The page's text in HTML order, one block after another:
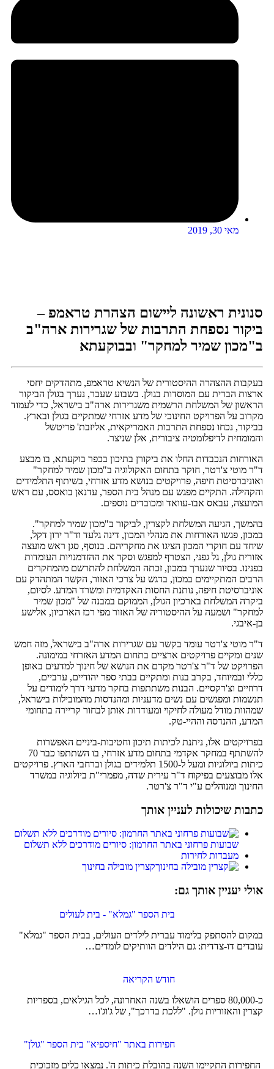
מאי 30, 2019
סנונית ראשונה ליישום הצהרת טראמפ –
ביקור נספחת התרבות של שגרירות ארה"ב
ב"מכון שמיר למחקר" ובבוקעתא
בעקבות ההצהרה ההיסטורית של הנשיא טראמפ, מתהדקים יחסי
ארצות הברית עם המוסדות בגולן. בשבוע שעבר, נערך בגולן הביקור
הראשון של המשלחת הרשמית משגרירות ארה"ב בישראל, כדי לעמוד
מקרוב על הפרויקט החינוכי של מדע אזרחי שמתקיים בגולן ובארץ.
בביקור, נכחו נספחת התרבות האמריקאית, אליזבת' פריטשל
והמומחית לדיפלומטיה ציבורית, אלן שניצר.
האורחות הנכבדות החלו את ביקורן בתיכון בכפר בוקעתא, בו מבצע
ד"ר מוטי צ'רטר, חוקר בתחום האקולוגיה ב"מכון שמיר למחקר"
ואוניברסיטת חיפה, פרויקטים בנושא מדע אזרחי, בשיתוף התלמידים
והקהילה. התקיים מפגש עם מנהל בית הספר, עדנאן בואסס, עם ראש
המועצה, עבאס אבו-עוואד ומכובדים נוספים.
בהמשך, הגיעה המשלחת לקצרין, לביקור ב"מכון שמיר למחקר".
במכון, פגשו האורחות את מנהלי המכון, דינה גלעד וד"ר ירון דקל,
שיחד עם חוקרי המכון הציגו את מחקריהם. בנוסף, סגן ראש מועצה
אזורית גולן, גל גפני, הצטרף למפגש וסקר את ההזדמנויות העומדות
בפנינו. בסיור שנערך במכון, זכתה המשלחת להתרשם מהמחקרים
הרבים המתקיימים במכון, בדגש על צרכי האזור, הקשר המתהדק עם
אוניברסיטת חיפה, נותנת החסות האקדמית ומשרד המדע. לסיום,
ביקרה המשלחת בארכיון הגולן, הממוקם במבנה של "מכון שמיר
למחקר" ושמעה על ההיסטוריה של האזור מפי רכז הארכיון, אלישע
בן-איבגי.
ד"ר מוטי צ'רטר עומד בקשר עם שגרירות ארה"ב בישראל, מזה חמש
שנים ומקיים פרויקטים ארציים בתחום המדע האזרחי במימונה.
הפרויקט של ד"ר צ'רטר מקדם את הנושא של חינוך למדעים באופן
כללי ובמיוחד, בקרב בנות ומתקיים בבתי ספר יהודיים, ערביים,
דרוזיים וצ'רקסיים. הבנות משתתפות בחקר מדעי דרך לימודים על
תנשמות ומפגשים עם נשים מדעניות ומהנדסות מהמובילות בישראל,
שמהוות מודל מעולה לחיקוי ומעודדות אותן לבחור קריירה בתחומי
המדע, ההנדסה וההיי-טק.
בפרויקטים אלו, ניתנת לכיתות תיכון וחטיבות-ביניים האפשרות
להשתתף במחקר אקדמי בתחום מדע אזרחי, בו השתתפו כבר 70
כיתות ביולוגיות ומעל ל-1500 תלמידים בגולן וברחבי הארץ. פרויקטים
אלו מבוצעים בפיקוח ד"ר עירית שדה, מפמרי"ת ביולוגיה במשרד
החינוך ומנוהלים ע"י ד"ר צ'רטר.
כתבות שיכולות לעניין אותך
שבועות פרחוני באתר החרמון: סיורים מודרכים ללא תשלום
מעבדות לחירות
קצרין מובילה בחינוך
אולי יעניין אותך גם:
בית הספר "גמלא" - בית לעולים
במקום להסתפק בלימוד עברית לילדים העולים, בבית הספר "גמלא"
עובדים דו-צדדית: גם הילדים הוותיקים לומדים…
חודש הקריאה
כ-80,000 ספרים הושאלו בשנה האחרונה, לכל הגילאים, בספריות
קצרין והאזוריות גולן. "ללכת בדרכך", של ג'וג'ו…
חפירות באתר "חיספיא" בית הספר "גולן"
החפירות התקיימו השנה בהובלת כיתות ה'. נמצאו כלים מזכוכית